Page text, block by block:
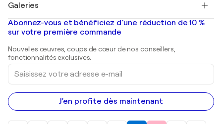
Banksy
Mr. Brainwash
Shepard Fairey
Tableaux abstraits à vendre
Peintures de paysage
Estampes
Peintures acryliques
Galeries
Galeries d'art en France
Galeries d'art en Belgique
Abonnez-vous et bénéficiez d’une réduction de 10 %
sur votre première commande
Nouvelles œuvres, coups de cœur de nos conseillers,
fonctionnalités exclusives.
Saisissez
votre
adresse
e-
mail
J'en profite dès maintenant